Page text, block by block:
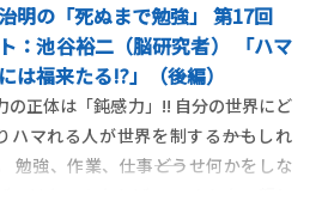
関。 日本には活力を生むためのダイ
ティが足りないという。 ［生田先生
フィールはこちら］ ■出口「ロボッ
う子どものころの […]
明の「死ぬまで勉強」 第17回
：池谷裕二（脳研究者） 「ハマ
は福来たる!?」（後編）
の正体は「鈍感力」!! 自分の世界にど
ハマれる人が世界を制する――かもしれ
勉強、作業、仕事――どうせ何かをしな